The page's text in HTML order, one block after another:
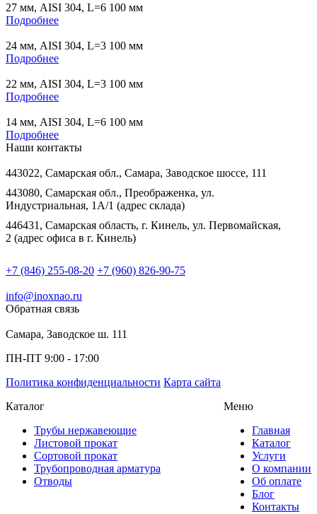
27 мм, AISI 304, L=6 100 мм
Подробнее
24 мм, AISI 304, L=3 100 мм
Подробнее
22 мм, AISI 304, L=3 100 мм
Подробнее
14 мм, AISI 304, L=6 100 мм
Подробнее
Наши контакты
443022, Самарская обл., Самара, Заводское шоссе, 111
443080, Самарская обл., Преображенка, ул.
Индустриальная, 1А/1 (адрес склада)
446431, Самарская область, г. Кинель, ул. Первомайская,
2 (адрес офиса в г. Кинель)
+7 (846) 255-08-20 +7 (960) 826-90-75
info@inoxnao.ru
Обратная связь
Самара, Заводское ш. 111
ПН-ПТ 9:00 - 17:00
Политика конфиденциальности Карта сайта
Каталог
Трубы нержавеющие
Листовой прокат
Сортовой прокат
Трубопроводная арматура
Отводы
Меню
Главная
Каталог
Услуги
О компании
Об оплате
Блог
Контакты